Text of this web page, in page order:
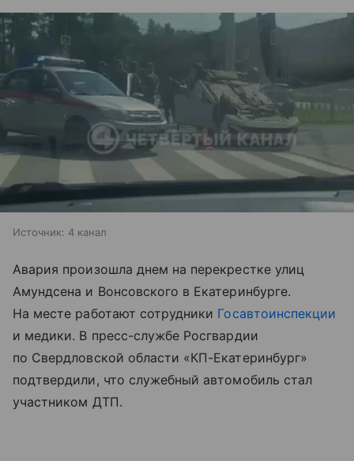
Источник: 4 канал
Авария произошла днем на перекрестке улиц
Амундсена и Вонсовского в Екатеринбурге.
На месте работают сотрудники Госавтоинспекции
и медики. В пресс-службе Росгвардии
по Свердловской области «КП-Екатеринбург»
подтвердили, что служебный автомобиль стал
участником ДТП.